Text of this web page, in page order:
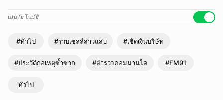
จับกุมตัว หญิงไทย อายุ 40 ปี ชาวเขตดอนเมือง กรุงเทพมหานคร ผู้ต้องหา
เล่นอัตโนมัติ
#ทั่วไป #รวบเซลล์สาวแสบ #เชิดเงินบริษัท
#ประวัติก่อเหตุซ้ำซาก #ตำรวจคอมมานโด #FM91
ทั่วไป